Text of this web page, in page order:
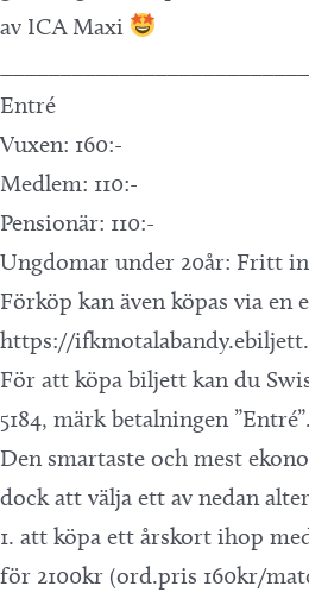
av ICA Maxi
Entré
Vuxen: 160:-
Medlem: 110:-
Pensionär: 110:-
Ungdomar under 20år: Fritt
Förköp kan även köpas via
https://
För att köpa biljett kan du
5184, märk betalningen ”Entré”.
Den smartaste och mest
dock att välja ett av nedan
1. att köpa ett årskort ihop
för 2100kr (ord.pris 160kr/